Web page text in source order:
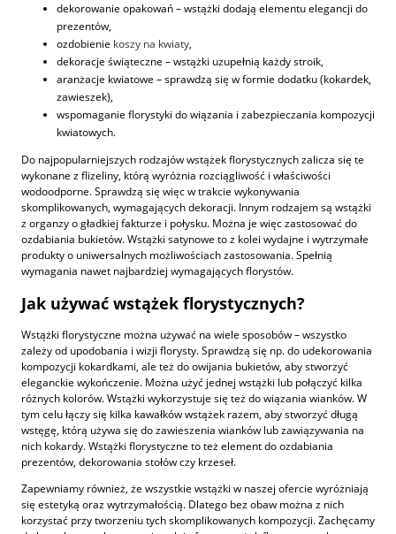
dekorowanie opakowań – wstążki dodają elementu elegancji do
prezentów,
ozdobienie koszy na kwiaty,
dekoracje świąteczne – wstążki uzupełnią każdy stroik,
aranżacje kwiatowe – sprawdzą się w formie dodatku (kokardek,
zawieszek),
wspomaganie florystyki do wiązania i zabezpieczania kompozycji
kwiatowych.
Do najpopularniejszych rodzajów wstążek florystycznych zalicza się te
wykonane z flizeliny, którą wyróżnia rozciągliwość i właściwości
wodoodporne. Sprawdzą się więc w trakcie wykonywania
skomplikowanych, wymagających dekoracji. Innym rodzajem są wstążki
z organzy o gładkiej fakturze i połysku. Można je więc zastosować do
ozdabiania bukietów. Wstążki satynowe to z kolei wydajne i wytrzymałe
produkty o uniwersalnych możliwościach zastosowania. Spełnią
wymagania nawet najbardziej wymagających florystów.
Jak używać wstążek florystycznych?
Wstążki florystyczne można używać na wiele sposobów – wszystko
zależy od upodobania i wizji florysty. Sprawdzą się np. do udekorowania
kompozycji kokardkami, ale też do owijania bukietów, aby stworzyć
eleganckie wykończenie. Można użyć jednej wstążki lub połączyć kilka
różnych kolorów. Wstążki wykorzystuje się też do wiązania wianków. W
tym celu łączy się kilka kawałków wstążek razem, aby stworzyć długą
wstęgę, którą używa się do zawieszenia wianków lub zawiązywania na
nich kokardy. Wstążki florystyczne to też element do ozdabiania
prezentów, dekorowania stołów czy krzeseł.
Zapewniamy również, że wszystkie wstążki w naszej ofercie wyróżniają
się estetyką oraz wytrzymałością. Dlatego bez obaw można z nich
korzystać przy tworzeniu tych skomplikowanych kompozycji. Zachęcamy